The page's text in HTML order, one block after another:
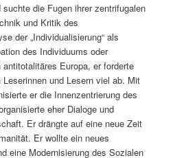
die Fugen ihrer zentrifugalen
und Kritik des
der „Individualisierung“ als
des Individuums oder
Europa, er forderte
und Lesern viel ab. Mit
er die Innenzentrierung des
eher Dialoge und
Er drängte auf eine neue Zeit
Er wollte ein neues
eine Modernisierung des Sozialen